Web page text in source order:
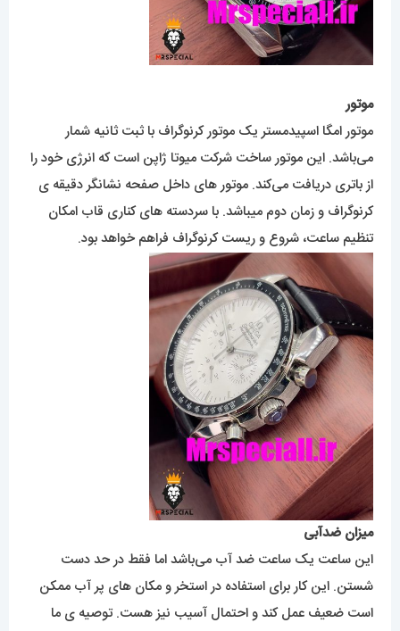
موتور
موتور امگا اسپیدمستر یک موتور کرنوگراف با ثبت ثانیه شمار
می‌باشد. این موتور ساخت شرکت میوتا ژاپن است که انرژی خود را
از باتری دریافت می‌کند. موتور های داخل صفحه نشانگر دقیقه ی
کرنوگراف و زمان دوم میباشد. با سردسته های کناری قاب امکان
تنظیم ساعت، شروع و ریست کرنوگراف فراهم خواهد بود.
میزان ضدآبی
این ساعت یک ساعت ضد آب می‌باشد اما فقط در حد دست
شستن. این کار برای استفاده در استخر و مکان های پر آب ممکن
است ضعیف عمل کند و احتمال آسیب نیز هست. توصیه ی ما